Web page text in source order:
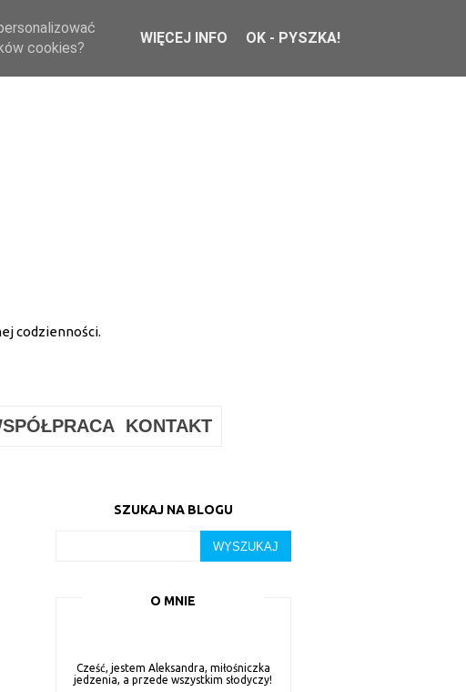
codzienności.
KONTAKT
SZUKAJ NA BLOGU
O MNIE
Cześć, jestem Aleksandra, miłośniczka
jedzenia, a przede wszystkim słodyczy!
cookies?
WIĘCEJ INFO OK - PYSZKA!